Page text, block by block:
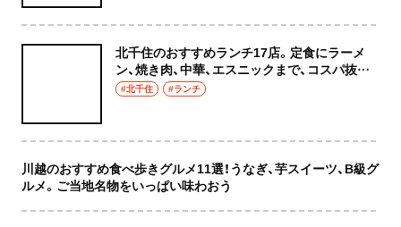
北千住のおすすめランチ17店。定食にラーメ
ン、焼き肉、中華、エスニックまで、コスパ抜群
な店もおしゃれな店も網羅してご紹介！
#北千住 #ランチ
川越のおすすめ食べ歩きグルメ11選！うなぎ、芋スイーツ、B級グ
ルメ。ご当地名物をいっぱい味わおう